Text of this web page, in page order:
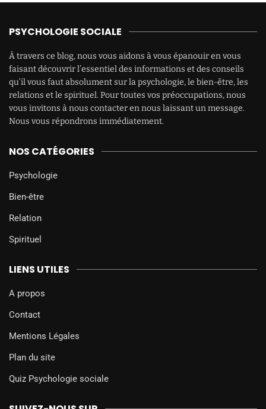
PSYCHOLOGIE SOCIALE
À travers ce blog, nous vous aidons à vous épanouir en vous
faisant découvrir l’essentiel des informations et des conseils
qu’il vous faut absolument sur la psychologie, le bien-être, les
relations et le spirituel. Pour toutes vos préoccupations, nous
vous invitons à nous contacter en nous laissant un message.
Nous vous répondrons immédiatement.
NOS CATÉGORIES
Psychologie
Bien-être
Relation
Spirituel
LIENS UTILES
A propos
Contact
Mentions Légales
Plan du site
Quiz Psychologie sociale